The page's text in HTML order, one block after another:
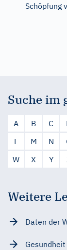
Schöpfung
Suche im
A B C
L
M N
W
X Y
Weitere
Daten der
Gesundheit